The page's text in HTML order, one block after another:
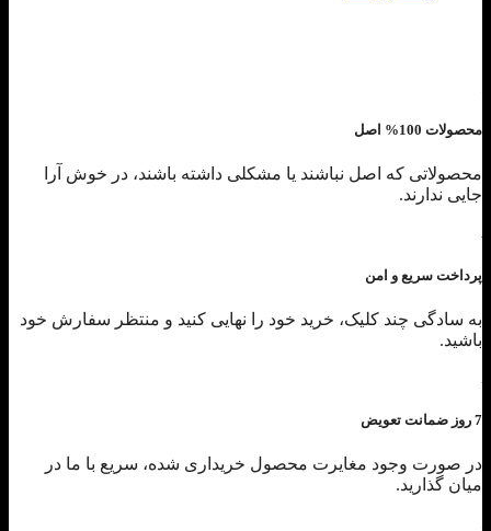
محصولات 100% اصل
محصولاتی که اصل نباشند یا مشکلی داشته باشند، در خوش آرا
جایی ندارند.
پرداخت سریع و امن
به سادگی چند کلیک، خرید خود را نهایی کنید و منتظر سفارش خود
باشید.
7 روز ضمانت تعویض
در صورت وجود مغایرت محصول خریداری شده، سریع با ما در
میان گذارید.